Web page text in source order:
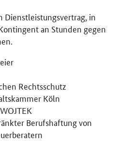
Dienstleistungsvertrag, in
an Stunden gegen
Rechtsschutz
Köln
Berufshaftung von